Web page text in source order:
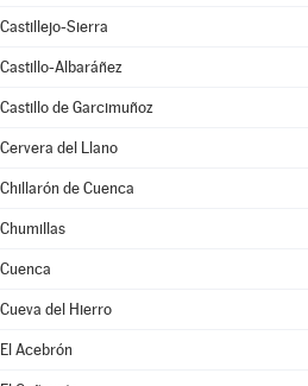
Castillejo-Sierra
Castillo-Albaráñez
Castillo de Garcimuñoz
Cervera del Llano
Chillarón de Cuenca
Chumillas
Cuenca
Cueva del Hierro
El Acebrón